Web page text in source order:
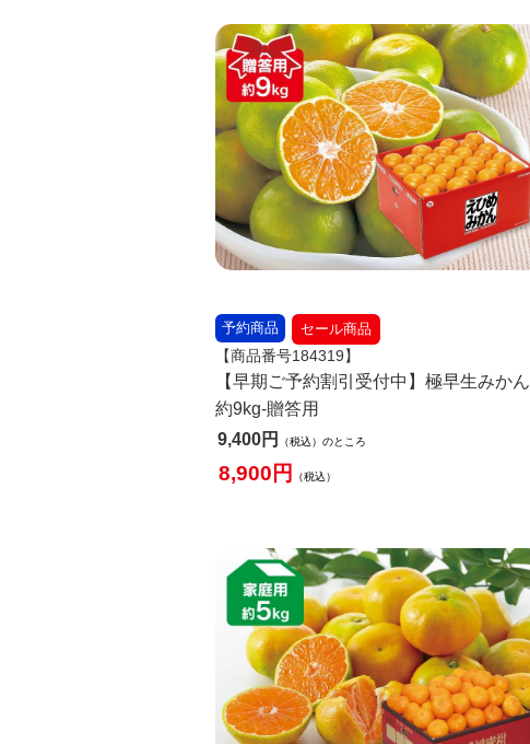
セール商品
予約商品
【商品番号184319】
【早期ご予約割引受付中】極早生みかん
約9kg-贈答用
9,400
税込 のところ
8,900 税込